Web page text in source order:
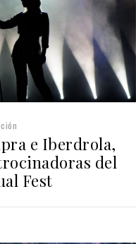
e Iberdrola,
del
Fest